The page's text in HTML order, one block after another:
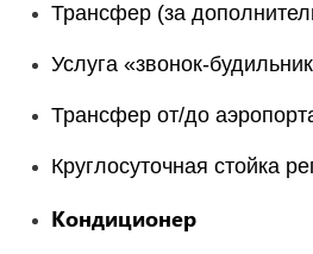
Трансфер (за
Услуга «звонок-
Трансфер от/до
Круглосуточная стойка
Кондиционер